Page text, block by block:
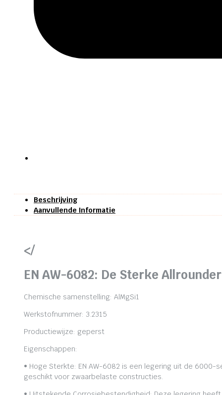
Beschrijving
Aanvullende Informatie
</
EN AW-6082: De Sterke Allrounder
Chemische samenstelling: AlMgSi1
Werkstofnummer: 3.2315
Productiewijze: geperst
Eigenschappen:
• Hoge Sterkte: EN AW-6082 is een legering uit de
geschikt voor zwaarbelaste constructies.